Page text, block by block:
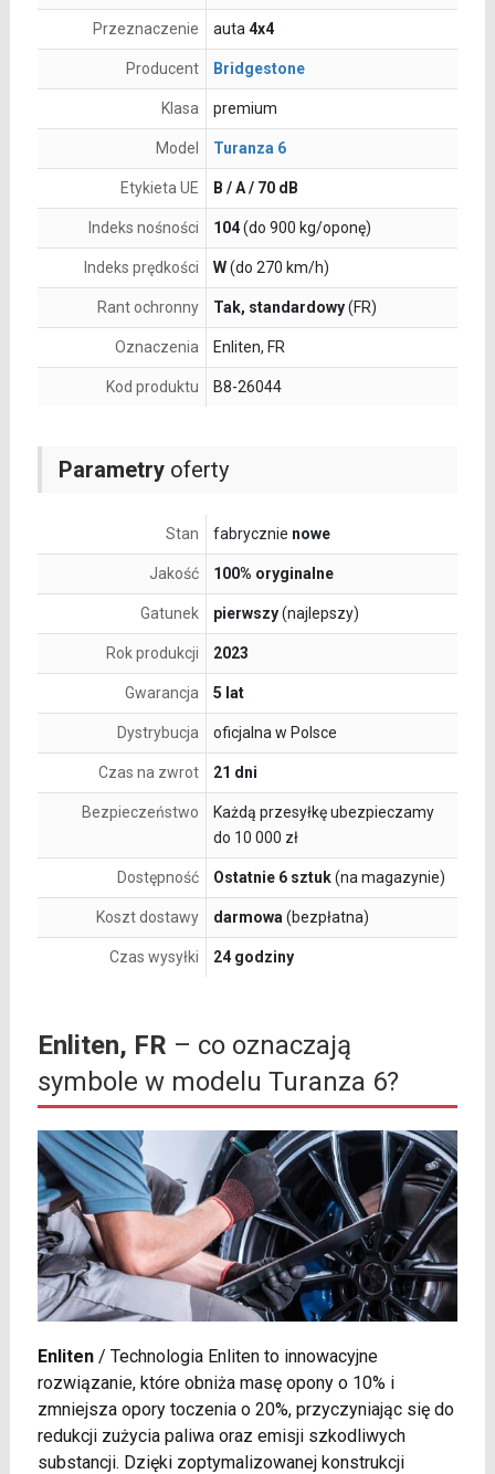
Parametryoferty
Stan fabrycznie nowe
Jakość 100% oryginalne
Gatunek pierwszy(najlepszy)
Rok produkcji 2023
Gwarancja 5 lat
Dystrybucja oficjalna w Polsce
Czas na zwrot 21 dni
Bezpieczeństwo
Każdą przesyłkę ubezpieczamy
do 10 000 zł
Dostępność Ostatnie 6 sztuk(na magazynie)
Koszt dostawy darmowa (bezpłatna)
Czas wysyłki 24 godziny
Przeznaczenie auta 4x4
Producent Bridgestone
Klasa premium
Model Turanza 6
Etykieta UE B / A / 70 dB
Indeks nośności 104(do 900 kg/oponę)
Indeks prędkości W(do 270 km/h)
Rant ochronny Tak, standardowy(FR)
Oznaczenia Enliten, FR
Kod produktu B8-26044
Enliten, FR – co oznaczają
symbole w modelu Turanza 6?
Enliten/ Technologia Enliten to innowacyjne
rozwiązanie, które obniża masę opony o 10% i
zmniejsza opory toczenia o 20%, przyczyniając się do
redukcji zużycia paliwa oraz emisji szkodliwych
substancji. Dzięki zoptymalizowanej konstrukcji